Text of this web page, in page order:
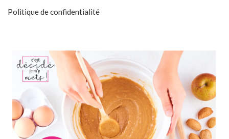
Politique de confidentialité